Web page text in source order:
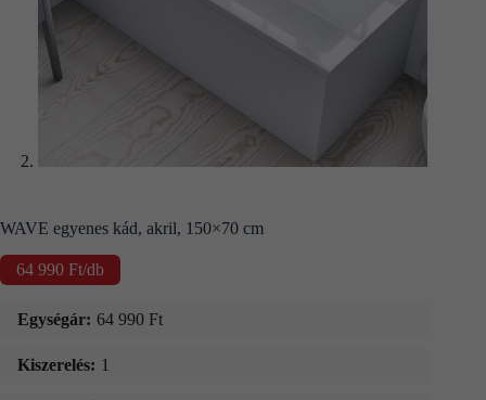
WAVE egyenes kád, akril, 150×70 cm
64 990 Ft/db
Egységár: 64 990 Ft
Kiszerelés: 1